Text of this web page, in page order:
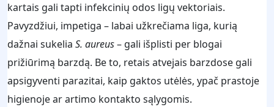
kartais gali tapti infekcinių odos ligų vektoriais.
Pavyzdžiui, impetiga – labai užkrečiama liga, kurią
dažnai sukelia S. aureus– gali išplisti per blogai
prižiūrimą barzdą. Be to, retais atvejais barzdose gali
apsigyventi parazitai, kaip gaktos utėlės, ypač prastoje
higienoje ar artimo kontakto sąlygomis.